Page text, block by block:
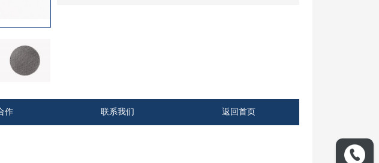
作 联系我们 返回首页